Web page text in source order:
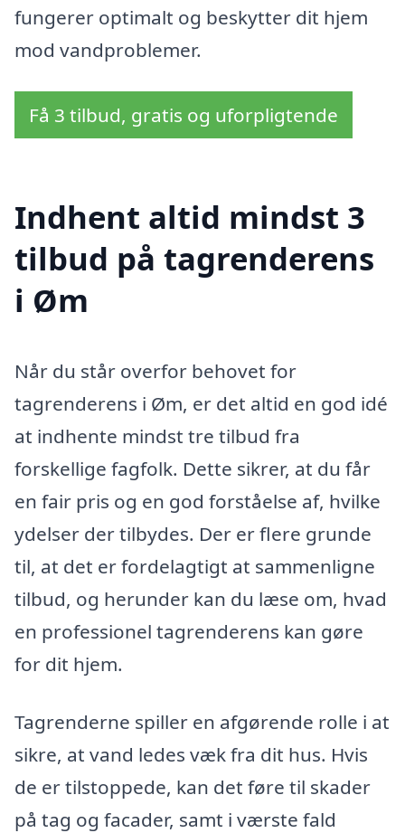
fungerer optimalt og beskytter dit hjem
mod vandproblemer.
Få 3 tilbud, gratis og uforpligtende
Indhent altid mindst 3
tilbud på tagrenderens
i Øm
Når du står overfor behovet for
tagrenderens i Øm, er det altid en god idé
at indhente mindst tre tilbud fra
forskellige fagfolk. Dette sikrer, at du får
en fair pris og en god forståelse af, hvilke
ydelser der tilbydes. Der er flere grunde
til, at det er fordelagtigt at sammenligne
tilbud, og herunder kan du læse om, hvad
en professionel tagrenderens kan gøre
for dit hjem.
Tagrenderne spiller en afgørende rolle i at
sikre, at vand ledes væk fra dit hus. Hvis
de er tilstoppede, kan det føre til skader
på tag og facader, samt i værste fald